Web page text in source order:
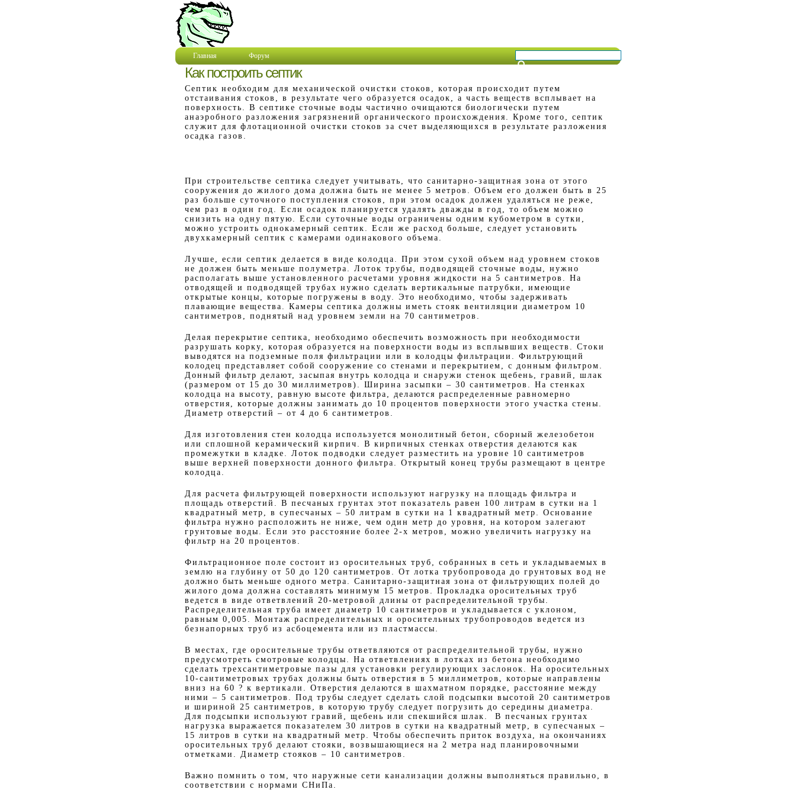
Главная Форум
Как построить септик
Септик необходим для механической очистки стоков, которая происходит путем
отстаивания стоков, в результате чего образуется осадок, а часть веществ всплывает на
поверхность. В септике сточные воды частично очищаются биологически путем
анаэробного разложения загрязнений органического происхождения. Кроме того, септик
служит для флотационной очистки стоков за счет выделяющихся в результате разложения
осадка газов.
При строительстве септика следует учитывать, что санитарно-защитная зона от этого
сооружения до жилого дома должна быть не менее 5 метров. Объем его должен быть в 25
раз больше суточного поступления стоков, при этом осадок должен удаляться не реже,
чем раз в один год. Если осадок планируется удалять дважды в год, то объем можно
снизить на одну пятую. Если суточные воды ограничены одним кубометром в сутки,
можно устроить однокамерный септик. Если же расход больше, следует установить
двухкамерный септик с камерами одинакового объема.
Лучше, если септик делается в виде колодца. При этом сухой объем над уровнем стоков
не должен быть меньше полуметра. Лоток трубы, подводящей сточные воды, нужно
располагать выше установленного расчетами уровня жидкости на 5 сантиметров. На
отводящей и подводящей трубах нужно сделать вертикальные патрубки, имеющие
открытые концы, которые погружены в воду. Это необходимо, чтобы задерживать
плавающие вещества. Камеры септика должны иметь стояк вентиляции диаметром 10
сантиметров, поднятый над уровнем земли на 70 сантиметров.
Делая перекрытие септика, необходимо обеспечить возможность при необходимости
разрушать корку, которая образуется на поверхности воды из всплывших веществ. Стоки
выводятся на подземные поля фильтрации или в колодцы фильтрации. Фильтрующий
колодец представляет собой сооружение со стенами и перекрытием, с донным фильтром.
Донный фильтр делают, засыпая внутрь колодца и снаружи стенок щебень, гравий, шлак
(размером от 15 до 30 миллиметров). Ширина засыпки – 30 сантиметров. На стенках
колодца на высоту, равную высоте фильтра, делаются распределенные равномерно
отверстия, которые должны занимать до 10 процентов поверхности этого участка стены.
Диаметр отверстий – от 4 до 6 сантиметров.
Для изготовления стен колодца используется монолитный бетон, сборный железобетон
или сплошной керамический кирпич. В кирпичных стенках отверстия делаются как
промежутки в кладке. Лоток подводки следует разместить на уровне 10 сантиметров
выше верхней поверхности донного фильтра. Открытый конец трубы размещают в центре
колодца.
Для расчета фильтрующей поверхности используют нагрузку на площадь фильтра и
площадь отверстий. В песчаных грунтах этот показатель равен 100 литрам в сутки на 1
квадратный метр, в супесчаных – 50 литрам в сутки на 1 квадратный метр. Основание
фильтра нужно расположить не ниже, чем один метр до уровня, на котором залегают
грунтовые воды. Если это расстояние более 2-х метров, можно увеличить нагрузку на
фильтр на 20 процентов.
Фильтрационное поле состоит из оросительных труб, собранных в сеть и укладываемых в
землю на глубину от 50 до 120 сантиметров. От лотка трубопровода до грунтовых вод не
должно быть меньше одного метра. Санитарно-защитная зона от фильтрующих полей до
жилого дома должна составлять минимум 15 метров. Прокладка оросительных труб
ведется в виде ответвлений 20-метровой длины от распределительной трубы.
Распределительная труба имеет диаметр 10 сантиметров и укладывается с уклоном,
равным 0,005. Монтаж распределительных и оросительных трубопроводов ведется из
безнапорных труб из асбоцемента или из пластмассы.
В местах, где оросительные трубы ответвляются от распределительной трубы, нужно
предусмотреть смотровые колодцы. На ответвлениях в лотках из бетона необходимо
сделать трехсантиметровые пазы для установки регулирующих заслонок. На оросительных
10-сантиметровых трубах должны быть отверстия в 5 миллиметров, которые направлены
вниз на 60 ? к вертикали. Отверстия делаются в шахматном порядке, расстояние между
ними – 5 сантиметров. Под трубы следует сделать слой подсыпки высотой 20 сантиметров
и шириной 25 сантиметров, в которую трубу следует погрузить до середины диаметра.
Для подсыпки используют гравий, щебень или спекшийся шлак. В песчаных грунтах
нагрузка выражается показателем 30 литров в сутки на квадратный метр, в супесчаных –
15 литров в сутки на квадратный метр. Чтобы обеспечить приток воздуха, на окончаниях
оросительных труб делают стояки, возвышающиеся на 2 метра над планировочными
отметками. Диаметр стояков – 10 сантиметров.
Важно помнить о том, что наружные сети канализации должны выполняться правильно, в
соответствии с нормами СНиПа.